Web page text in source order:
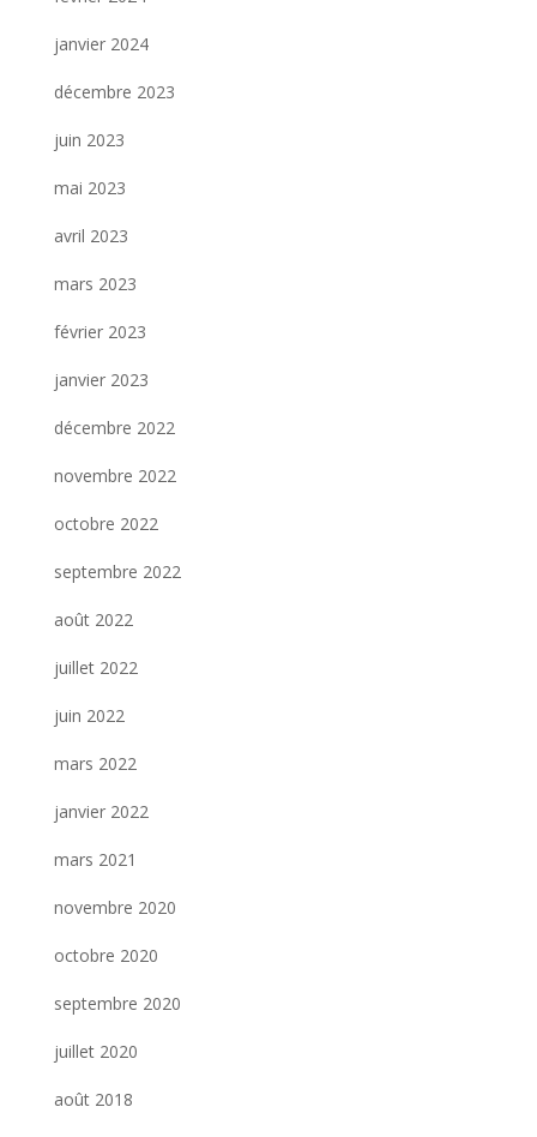
janvier 2024
décembre 2023
juin 2023
mai 2023
avril 2023
mars 2023
février 2023
janvier 2023
décembre 2022
novembre 2022
octobre 2022
septembre 2022
août 2022
juillet 2022
juin 2022
mars 2022
janvier 2022
mars 2021
novembre 2020
octobre 2020
septembre 2020
juillet 2020
août 2018